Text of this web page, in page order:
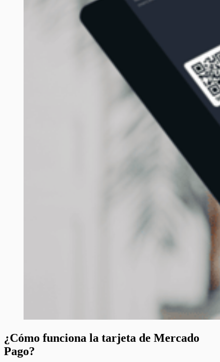
¿Cómo funciona la tarjeta de Mercado
Pago?